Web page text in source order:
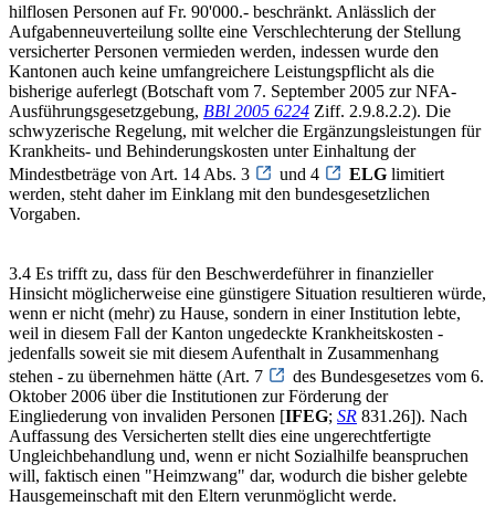
hilflosen Personen auf Fr. 90'000.- beschränkt. Anlässlich der
Aufgabenneuverteilung sollte eine Verschlechterung der Stellung
versicherter Personen vermieden werden, indessen wurde den
Kantonen auch keine umfangreichere Leistungspflicht als die
bisherige auferlegt (Botschaft vom 7. September 2005 zur NFA-
Ausführungsgesetzgebung, BBl 2005 6224 Ziff. 2.9.8.2.2). Die
schwyzerische Regelung, mit welcher die Ergänzungsleistungen für
Krankheits- und Behinderungskosten unter Einhaltung der
Mindestbeträge von Art. 14 Abs. 3
und 4 ELG limitiert
werden, steht daher im Einklang mit den bundesgesetzlichen
Vorgaben.
3.4 Es trifft zu, dass für den Beschwerdeführer in finanzieller
Hinsicht möglicherweise eine günstigere Situation resultieren würde,
wenn er nicht (mehr) zu Hause, sondern in einer Institution lebte,
weil in diesem Fall der Kanton ungedeckte Krankheitskosten -
jedenfalls soweit sie mit diesem Aufenthalt in Zusammenhang
stehen - zu übernehmen hätte (Art. 7
des Bundesgesetzes vom 6.
Oktober 2006 über die Institutionen zur Förderung der
Eingliederung von invaliden Personen [IFEG; SR 831.26]). Nach
Auffassung des Versicherten stellt dies eine ungerechtfertigte
Ungleichbehandlung und, wenn er nicht Sozialhilfe beanspruchen
will, faktisch einen "Heimzwang" dar, wodurch die bisher gelebte
Hausgemeinschaft mit den Eltern verunmöglicht werde.